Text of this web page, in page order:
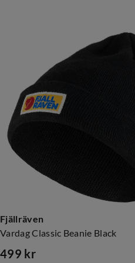
Fjällräven
Vardag Classic Beanie Black
499 kr